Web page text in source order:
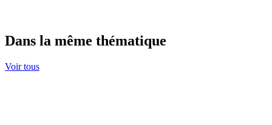
Dans la même thématique
Voir tous